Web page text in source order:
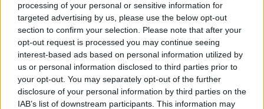
processing of your personal or sensitive information for
targeted advertising by us, please use the below opt-out
section to confirm your selection. Please note that after your
opt-out request is processed you may continue seeing
interest-based ads based on personal information utilized by
us or personal information disclosed to third parties prior to
your opt-out. You may separately opt-out of the further
disclosure of your personal information by third parties on the
IAB’s list of downstream participants. This information may
pályán, hivatalos GT3-as debütálása előtt.
A négyszeres világbajnok ugyanazzal a Ferrari
296 GT3-mal állt rajthoz, amellyel néhány
hónappal ezelőtt "Franz Hermann" álnéven egy 7
perc 48 másodperces időt teljesített. A